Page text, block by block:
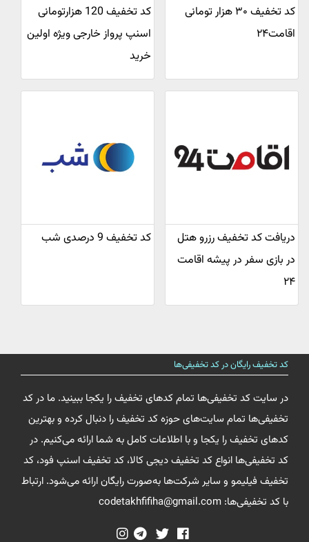
کد تخفیف ۳۰ هزار تومانی
اقامت۲۴
کد تخفیف 120 هزارتومانی
اسنپ پرواز خارجی ویژه اولین
خرید
دریافت کد تخفیف رزرو هتل
در بازی سفر در پیشه اقامت
۲۴
کد تخفیف 9 درصدی شب
کد تخفیف رایگان در کد تخفیفی‌ها
در سایت کد تخفیفی‌ها تمام کدهای تخفیف را یکجا ببینید. ما در کد
تخفیفی‌ها تمام سایت‌های حوزه کد تخفیف را دنبال کرده و بهترین
کدهای تخفیف را یکجا و با اطلاعات کامل به شما ارائه می‌کنیم. در
کد تخفیفی‌ها انواع کد تخفیف دیجی کالا، کد تخفیف اسنپ فود، کد
تخفیف فیلیمو و سایر شرکت‌ها به‌صورت رایگان ارائه می‌شود. ارتباط
با کد تخفیفی‌ها: codetakhfifiha@gmail.com